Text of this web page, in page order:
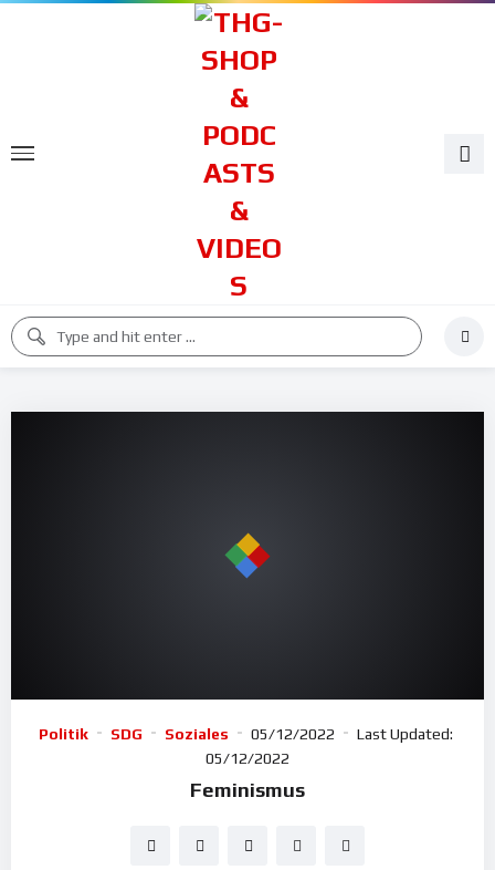
Politik SDG Soziales 05/12/2022
Last Updated:
05/12/2022
Feminismus